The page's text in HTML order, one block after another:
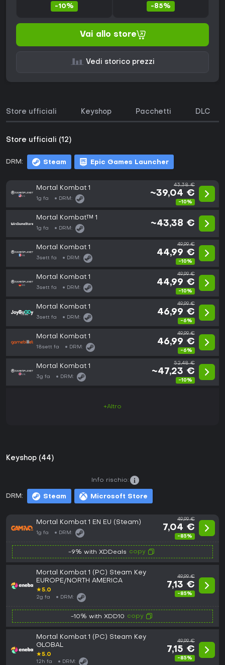
-10% -85%
Vai allo store
Vedi storico prezzi
Store ufficiali Keyshop Pacchetti DLC
Store ufficiali (12)
DRM: Steam Epic Games Launcher
Mortal Kombat 1
1g fa DRM:
43,38 €
~39,04 €
-10%
Mortal Kombat™ 1
1g fa DRM:
~43,38 €
Mortal Kombat 1
3sett fa DRM:
49,99 €
44,99 €
-10%
Mortal Kombat 1
3sett fa DRM:
49,99 €
44,99 €
-10%
Mortal Kombat 1
3sett fa DRM:
49,99 €
46,99 €
-6%
Mortal Kombat 1
18sett fa DRM:
49,99 €
46,99 €
-6%
Mortal Kombat 1
3g fa DRM:
52,48 €
~47,23 €
-10%
+Altro
Keyshop (44)
DRM: Steam Microsoft Store
Info rischio:
Mortal Kombat 1 EN EU (Steam)
1g fa DRM:
49,99 €
7,04 €
-85%
-9% with XDDeals copy
Mortal Kombat 1 (PC) Steam Key
EUROPE/NORTH AMERICA
★5.0
2g fa DRM:
49,99 €
7,13 €
-85%
-10% with XDD10 copy
Mortal Kombat 1 (PC) Steam Key
GLOBAL
★5.0
12h fa DRM:
49,99 €
7,15 €
-85%